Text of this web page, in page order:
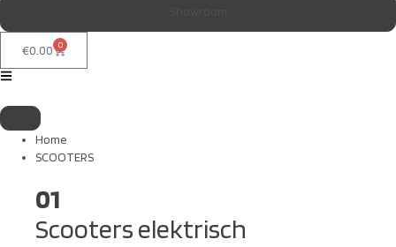
€0.00 0
Home
SCOOTERS
01
Scooters elektrisch